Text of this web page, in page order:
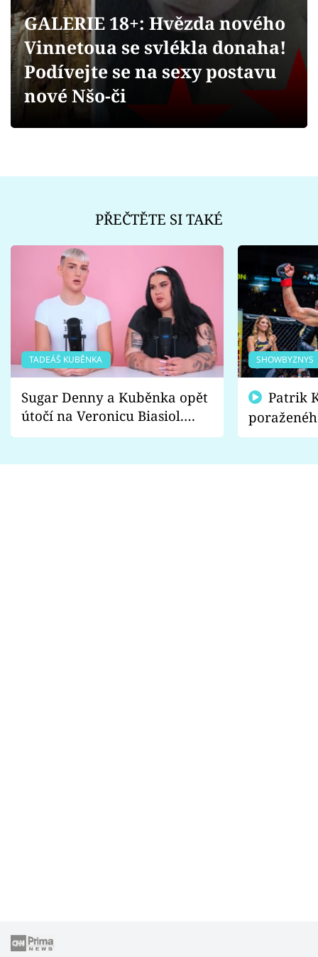
Videa
Sledujte prima+
GALERIE 18+: Hvězda nového
Vinnetoua se svlékla donaha!
Podívejte se na sexy postavu
nové Nšo-či
PŘEČTĚTE SI TAKÉ
TADEÁŠ KUBĚNKA
Sugar Denny a Kuběnka opět
útočí na Veronicu Biasiol.
Proč je podle nich falešná a
SHOWBYZNYS
fanoušci